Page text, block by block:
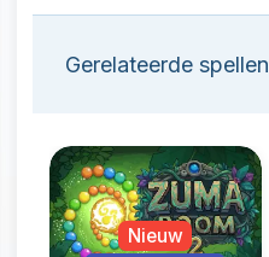
Gerelateerde spellen
Nieuw